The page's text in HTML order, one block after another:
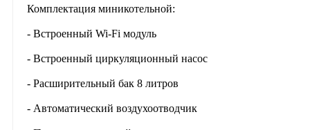
Комплектация миникотельной:
- Встроенный Wi-Fi модуль
- Встроенный циркуляционный насос
- Расширительный бак 8 литров
- Автоматический воздухоотводчик